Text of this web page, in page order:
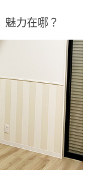
魅力在哪？